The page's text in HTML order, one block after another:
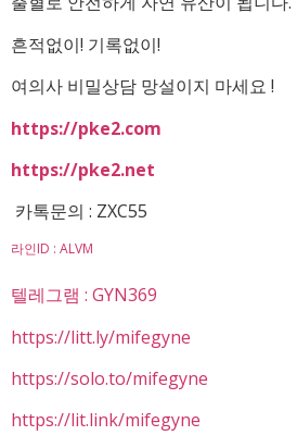
흔적없이! 기록없이!
여의사 비밀상담 망설이지 마세요 !
https://pke2.com
https://pke2.net
카톡문의 : ZXC55
라인ID : ALVM
텔레그램 : GYN369
https://litt.ly/mifegyne
https://solo.to/mifegyne
https://lit.link/mifegyne